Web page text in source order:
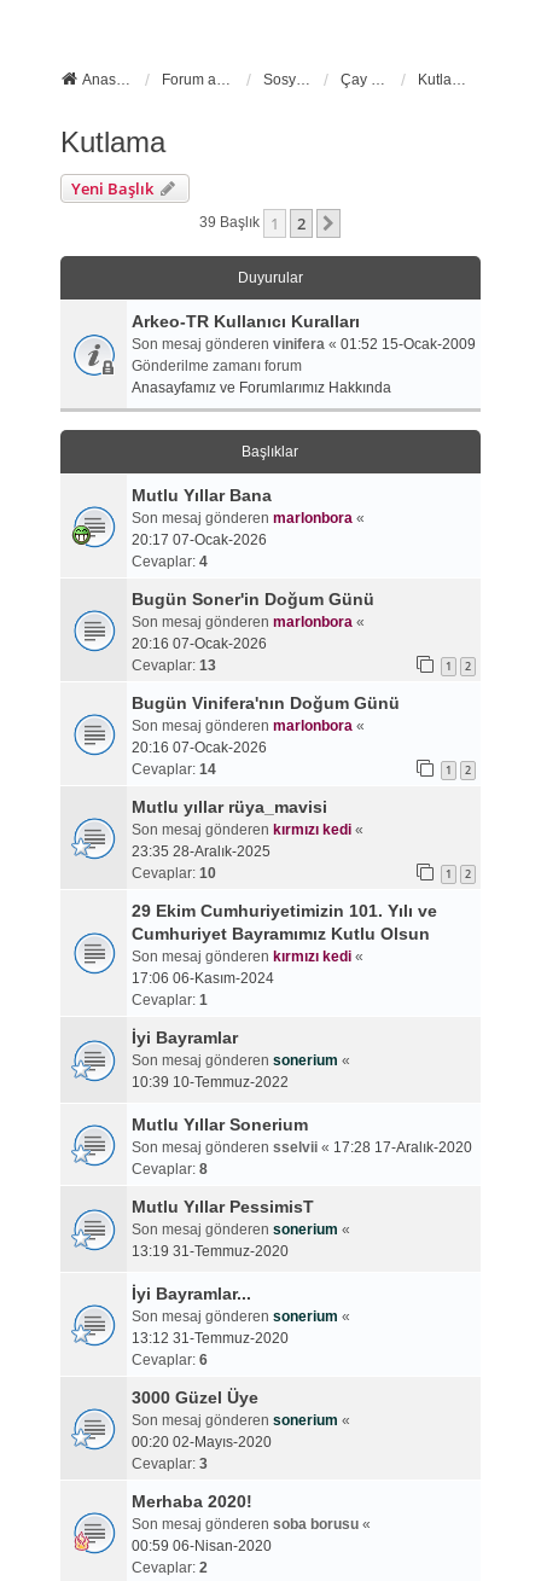
Anasayfa Forum ana sayfa Sosyal Forumlarımız Çay Molası Kutlama
Kutlama
Yeni Başlık
39 Başlık 1 2
Duyurular
Arkeo-TR Kullanıcı Kuralları
Son mesaj gönderen vinifera« 01:52 15-Ocak-2009
Gönderilme zamanı forum
Anasayfamız ve Forumlarımız Hakkında
Başlıklar
Mutlu Yıllar Bana
Son mesaj gönderen marlonbora«
20:17 07-Ocak-2026
Cevaplar: 4
Bugün Soner'in Doğum Günü
Son mesaj gönderen marlonbora«
20:16 07-Ocak-2026
Cevaplar: 13 1 2
Bugün Vinifera'nın Doğum Günü
Son mesaj gönderen marlonbora«
20:16 07-Ocak-2026
Cevaplar: 14 1 2
Mutlu yıllar rüya_mavisi
Son mesaj gönderen kırmızı kedi«
23:35 28-Aralık-2025
Cevaplar: 10 1 2
29 Ekim Cumhuriyetimizin 101. Yılı ve
Cumhuriyet Bayramımız Kutlu Olsun
Son mesaj gönderen kırmızı kedi«
17:06 06-Kasım-2024
Cevaplar: 1
İyi Bayramlar
Son mesaj gönderen sonerium «
10:39 10-Temmuz-2022
Mutlu Yıllar Sonerium
Son mesaj gönderen sselvii« 17:28 17-Aralık-2020
Cevaplar: 8
Mutlu Yıllar PessimisT
Son mesaj gönderen sonerium «
13:19 31-Temmuz-2020
İyi Bayramlar...
Son mesaj gönderen sonerium «
13:12 31-Temmuz-2020
Cevaplar: 6
3000 Güzel Üye
Son mesaj gönderen sonerium «
00:20 02-Mayıs-2020
Cevaplar: 3
Merhaba 2020!
Son mesaj gönderen soba borusu«
00:59 06-Nisan-2020
Cevaplar: 2